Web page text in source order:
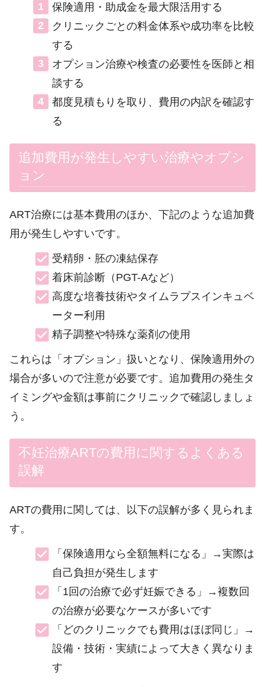
保険適用・助成金を最大限活用する
クリニックごとの料金体系や成功率を比較
する
オプション治療や検査の必要性を医師と相
談する
都度見積もりを取り、費用の内訳を確認す
る
追加費用が発生しやすい治療やオプシ
ョン
ART治療には基本費用のほか、下記のような追加費
用が発生しやすいです。
受精卵・胚の凍結保存
着床前診断（PGT-Aなど）
高度な培養技術やタイムラプスインキュベ
ーター利用
精子調整や特殊な薬剤の使用
これらは「オプション」扱いとなり、保険適用外の
場合が多いので注意が必要です。追加費用の発生タ
イミングや金額は事前にクリニックで確認しましょ
う。
不妊治療ARTの費用に関するよくある
誤解
ARTの費用に関しては、以下の誤解が多く見られま
す。
「保険適用なら全額無料になる」→実際は
自己負担が発生します
「1回の治療で必ず妊娠できる」→複数回
の治療が必要なケースが多いです
「どのクリニックでも費用はほぼ同じ」→
設備・技術・実績によって大きく異なりま
す